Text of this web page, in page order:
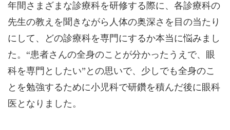
年間さまざまな診療科を研修する際に、各診療科の
先生の教えを聞きながら人体の奥深さを目の当たり
にして、どの診療科を専門にするか本当に悩みまし
た。“患者さんの全身のことが分かったうえで、眼
科を専門としたい”との思いで、少しでも全身のこ
とを勉強するために小児科で研鑽を積んだ後に眼科
医となりました。